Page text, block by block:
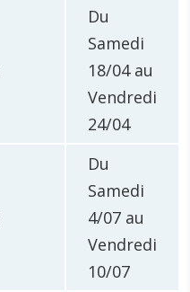
Du
Samedi
18/04 au
Vendredi
24/04
Du
Samedi
4/07 au
Vendredi
10/07